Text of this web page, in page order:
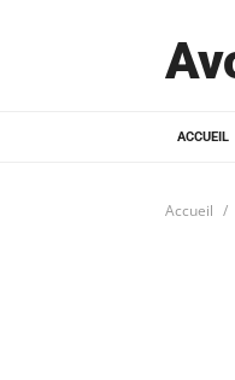
ACCUEIL
Accueil